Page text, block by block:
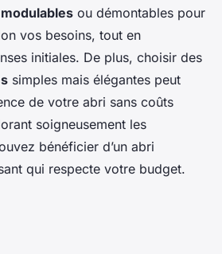
ou démontables pour
vos besoins, tout en
initiales. De plus, choisir des
simples mais élégantes peut
de votre abri sans coûts
soigneusement les
bénéficier d’un abri
qui respecte votre budget.